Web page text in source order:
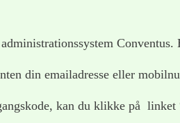
din emailadresse eller
kan du klikke på linket